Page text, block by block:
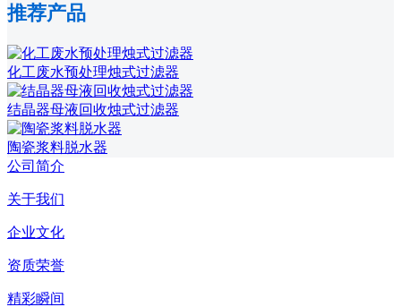
推荐产品
化工废水预处理烛式过滤器
结晶器母液回收烛式过滤器
陶瓷浆料脱水器
公司简介
关于我们
企业文化
资质荣誉
精彩瞬间